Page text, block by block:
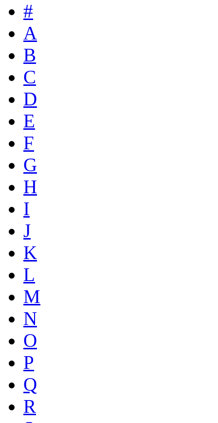
#
A
B
C
D
E
F
G
H
I
J
K
L
M
N
O
P
Q
R